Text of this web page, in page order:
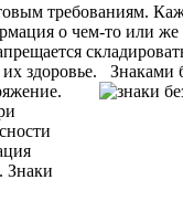
требованиям.
о чем-то или
здоровье.
Знаками
Знаки